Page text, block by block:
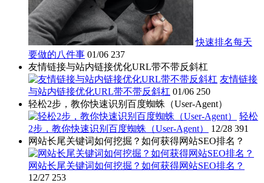
快速排名每天
要做的八件事 01/06 237
友情链接与站内链接优化URL带不带反斜杠
友情链接
与站内链接优化URL带不带反斜杠 01/06 250
轻松2步，教你快速识别百度蜘蛛（User-Agent）
轻松
2步，教你快速识别百度蜘蛛（User-Agent）
12/28 391
网站长尾关键词如何挖掘？如何获得网站SEO排名？
网站长尾关键词如何挖掘？如何获得网站SEO排名？
12/27 253